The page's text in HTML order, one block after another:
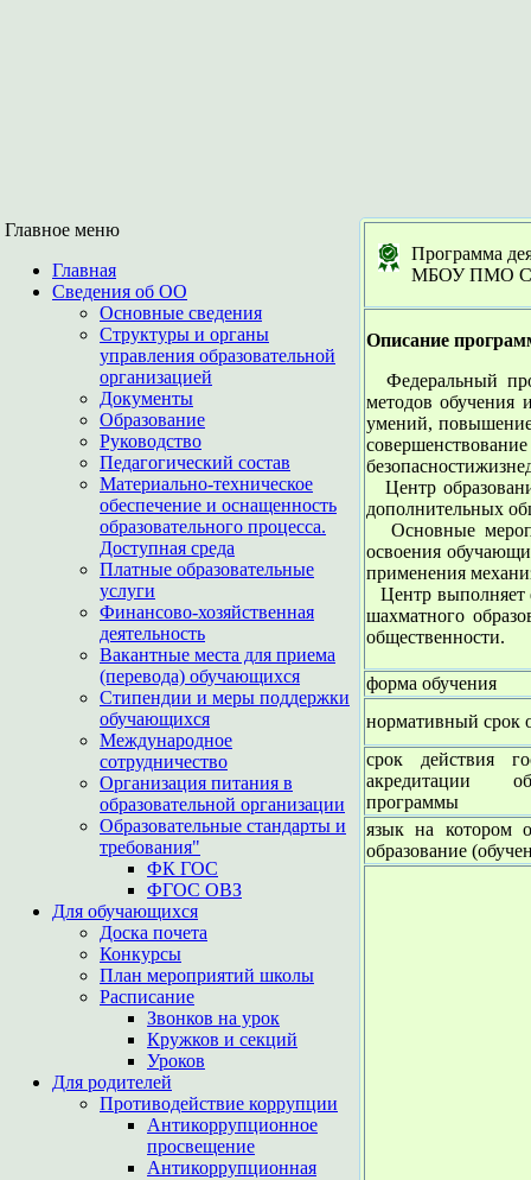
Главное меню
Главная
Сведения об ОО
Основные сведения
Структуры и органы
управления образовательной
организацией
Документы
Образование
Руководство
Педагогический состав
Материально-техническое
обеспечение и оснащенность
образовательного процесса.
Доступная среда
Платные образовательные
услуги
Финансово-хозяйственная
деятельность
Вакантные места для приема
(перевода) обучающихся
Стипендии и меры поддержки
обучающихся
Международное
сотрудничество
Организация питания в
образовательной организации
Образовательные стандарты и
требования"
ФК ГОС
ФГОС ОВЗ
Для обучающихся
Доска почета
Конкурсы
План мероприятий школы
Расписание
Звонков на урок
Кружков и секций
Уроков
Для родителей
Противодействие коррупции
Антикоррупционное
просвещение
Антикоррупционная
Программа
МБОУ ПМО СО
Описание
Федеральный
методов обучения
умений, повышение
Центр
дополнительных
Основные
освоения
применения
Центр выполняет
шахматного
общественности.
форма обучения
нормативный срок
срок действия
акредитации
программы
язык на котором
образование